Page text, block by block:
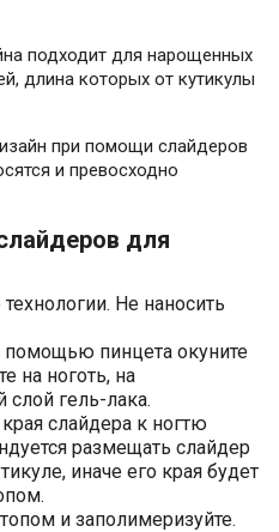
подходит для нарощенных
длина которых от кутикулы
при помощи слайдеров
и превосходно
для
Не наносить
пинцета окуните
на ноготь, на
гель-лака.
слайдера к ногтю
размещать слайдер
иначе его края будет
и заполимеризуйте.